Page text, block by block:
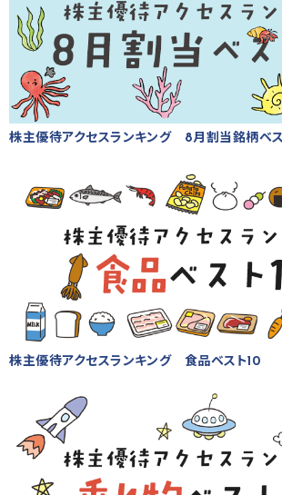
株主優待アクセスランキング 8月割当銘柄ベ
株主優待アクセスランキング 食品ベスト10